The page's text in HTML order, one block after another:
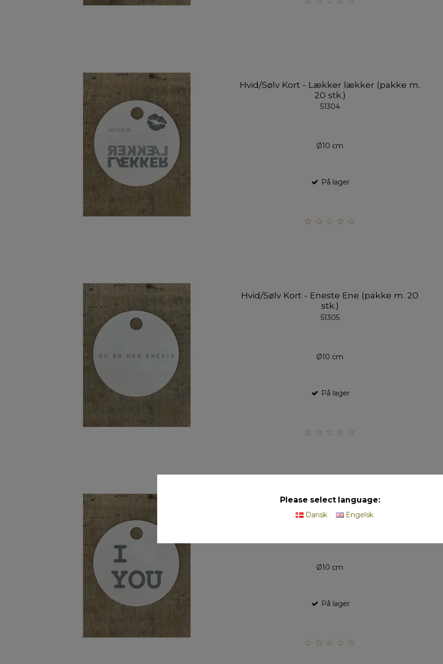
Hvid/Sølv Kort - Lækker lækker (pakke m.
20 stk.)
51304
Ø10 cm
På lager
Hvid/Sølv Kort - Eneste Ene (pakke m. 20
stk.)
51305
Ø10 cm
På lager
Hvid/Sølv Kort - I Love You (pakke m. 20
stk.)
Ø10 cm
På lager
Please select language:
Dansk Engelsk